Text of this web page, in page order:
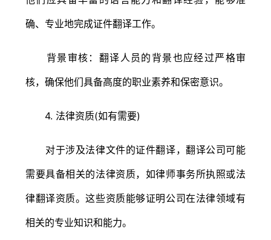
确、专业地完成证件翻译工作。
背景审核：翻译人员的背景也应经过严格审
核，确保他们具备高度的职业素养和保密意识。
4. 法律资质(如有需要)
对于涉及法律文件的证件翻译，翻译公司可能
需要具备相关的法律资质，如律师事务所执照或法
律翻译资质。这些资质能够证明公司在法律领域有
相关的专业知识和能力。